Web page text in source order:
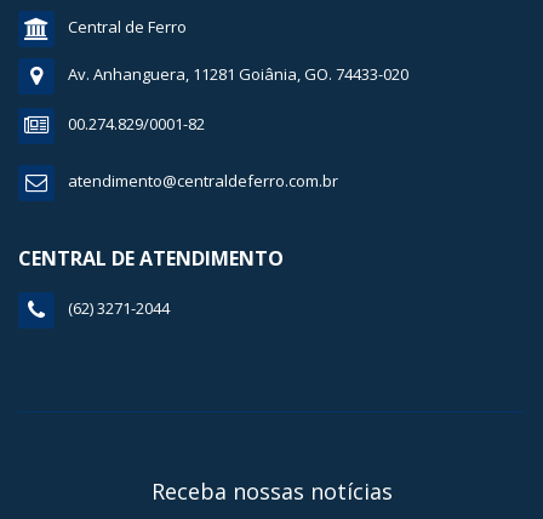
Central de Ferro
Av. Anhanguera, 11281 Goiânia, GO. 74433-020
00.274.829/0001-82
atendimento@centraldeferro.com.br
CENTRAL DE ATENDIMENTO
(62) 3271-2044
Receba nossas notícias